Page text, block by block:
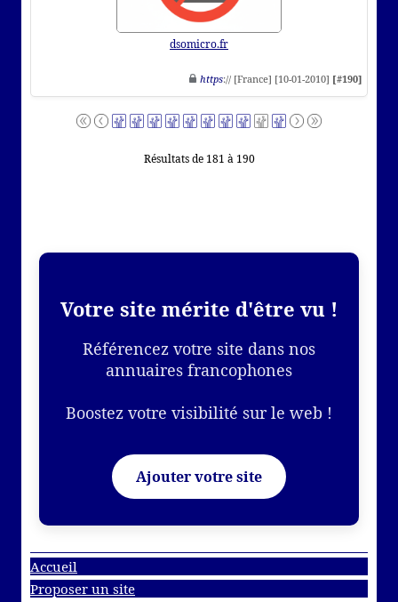
dsomicro.fr
https:// [France] [10-01-2010] [#190]
Résultats de 181 à 190
Votre site mérite d'être vu !
Référencez votre site dans nos
annuaires francophones
Boostez votre visibilité sur le web !
Ajouter votre site
Accueil
Proposer un site